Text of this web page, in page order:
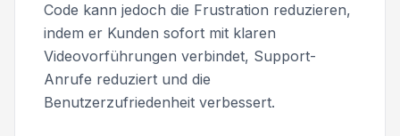
Code kann jedoch die Frustration reduzieren,
indem er Kunden sofort mit klaren
Videovorführungen verbindet, Support-
Anrufe reduziert und die
Benutzerzufriedenheit verbessert.